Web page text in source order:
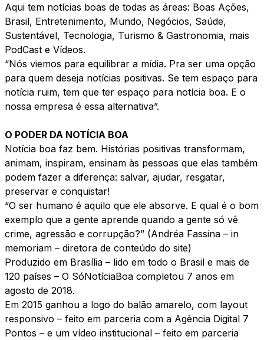
Aqui tem notícias boas de todas as áreas: Boas Ações,
Brasil, Entretenimento, Mundo, Negócios, Saúde,
Sustentável, Tecnologia, Turismo & Gastronomia, mais
PodCast e Vídeos.
“Nós viemos para equilibrar a mídia. Pra ser uma opção
para quem deseja notícias positivas. Se tem espaço para
notícia ruim, tem que ter espaço para notícia boa. E o
nossa empresa é essa alternativa”.
O PODER DA NOTÍCIA BOA
Notícia boa faz bem. Histórias positivas transformam,
animam, inspiram, ensinam às pessoas que elas também
podem fazer a diferença: salvar, ajudar, resgatar,
preservar e conquistar!
“O ser humano é aquilo que ele absorve. E qual é o bom
exemplo que a gente aprende quando a gente só vê
crime, agressão e corrupção?” (Andréa Fassina – in
memoriam – diretora de conteúdo do site)
Produzido em Brasília – lido em todo o Brasil e mais de
120 países – O SóNotíciaBoa completou 7 anos em
agosto de 2018.
Em 2015 ganhou a logo do balão amarelo, com layout
responsivo – feito em parceria com a Agência Digital 7
Pontos – e um vídeo institucional – feito em parceria